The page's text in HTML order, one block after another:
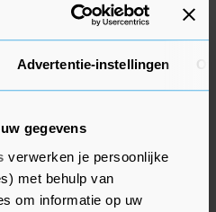
Advertentie-instellingen
gegevens
verwerken je persoonlijke
met behulp van
om informatie op uw
in Louisiana
stroom en
opgelopen. Ook is
Inwoners wordt
vanwege het